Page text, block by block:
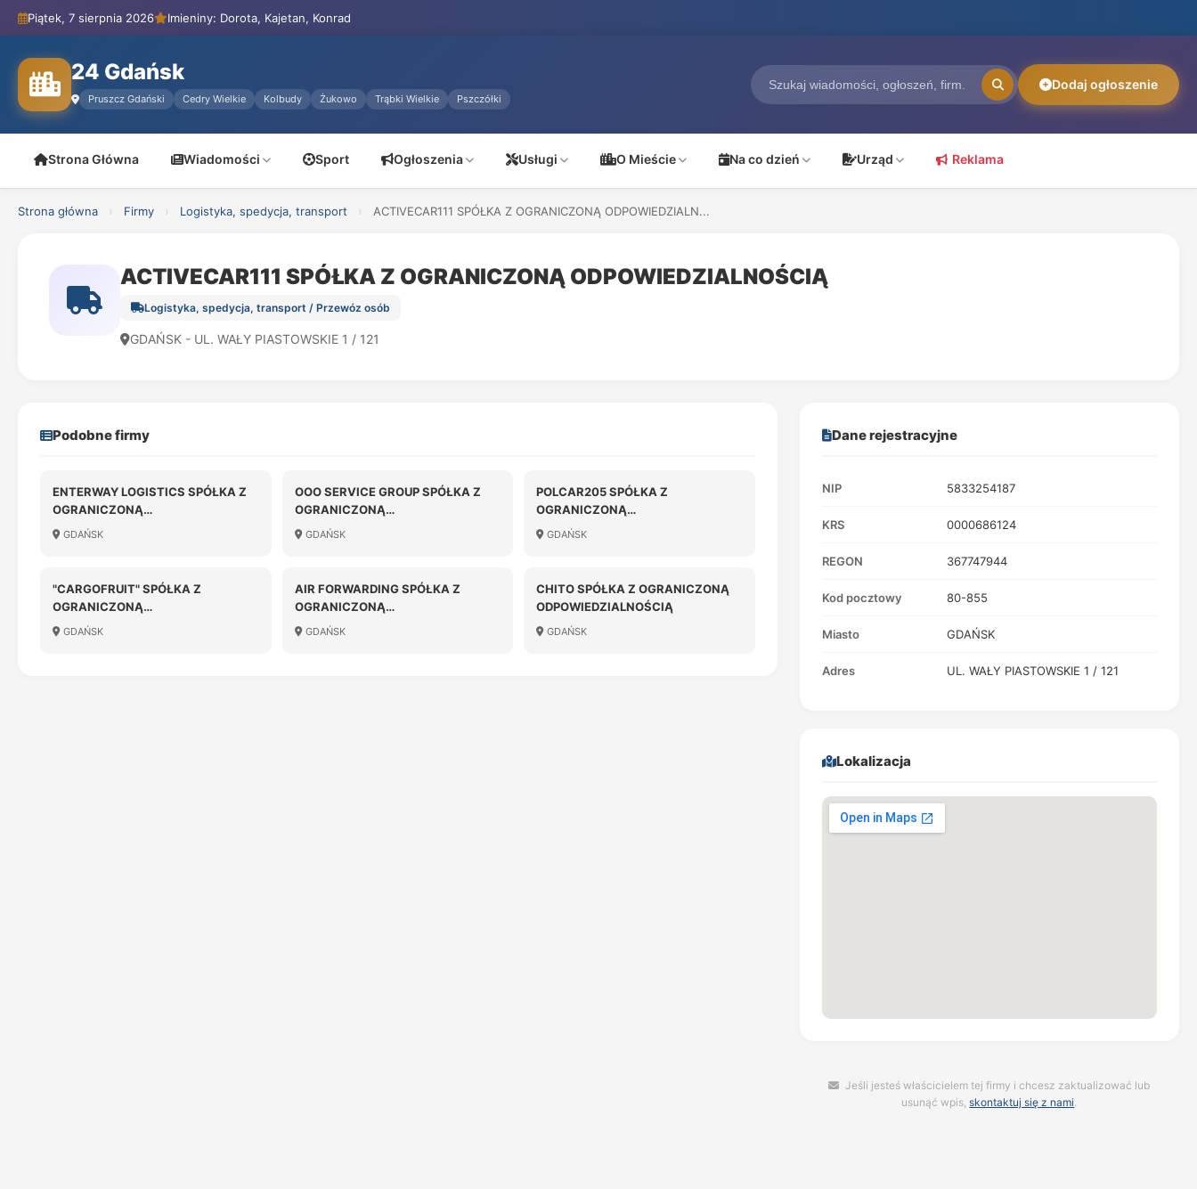
Piątek, 7 sierpnia 2026 Imieniny: Dorota, Kajetan, Konrad
24 Gdańsk
Pruszcz Gdański Cedry Wielkie Kolbudy Żukowo Trąbki Wielkie Pszczółki
Dodaj ogłoszenie
Strona Główna Wiadomości Sport Ogłoszenia Usługi O Mieście Na co dzień Urząd Reklama
Strona główna › Firmy › Logistyka, spedycja, transport › ACTIVECAR111 SPÓŁKA Z OGRANICZONĄ ODPOWIEDZIALN...
ACTIVECAR111 SPÓŁKA Z OGRANICZONĄ ODPOWIEDZIALNOŚCIĄ
Logistyka, spedycja, transport / Przewóz osób
GDAŃSK - UL. WAŁY PIASTOWSKIE 1 / 121
Podobne firmy
ENTERWAY LOGISTICS SPÓŁKA Z
OGRANICZONĄ
ODPOWIEDZIALNOŚCIĄ
GDAŃSK
OOO SERVICE GROUP SPÓŁKA Z
OGRANICZONĄ
ODPOWIEDZIALNOŚCIĄ
GDAŃSK
POLCAR205 SPÓŁKA Z
OGRANICZONĄ
ODPOWIEDZIALNOŚCIĄ
GDAŃSK
"CARGOFRUIT" SPÓŁKA Z
OGRANICZONĄ
ODPOWIEDZIALNOŚCIĄ
GDAŃSK
AIR FORWARDING SPÓŁKA Z
OGRANICZONĄ
ODPOWIEDZIALNOŚCIĄ
GDAŃSK
CHITO SPÓŁKA Z OGRANICZONĄ
ODPOWIEDZIALNOŚCIĄ
GDAŃSK
Dane rejestracyjne
NIP 5833254187
KRS 0000686124
REGON 367747944
Kod pocztowy 80-855
Miasto GDAŃSK
Adres UL. WAŁY PIASTOWSKIE 1 / 121
Lokalizacja
Jeśli jesteś właścicielem tej firmy i chcesz zaktualizować lub
usunąć wpis,skontaktuj się z nami.